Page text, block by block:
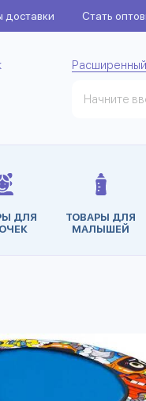
доставки Стать
ДЛЯ
ТОВАРЫ ДЛЯ
МАЛЫШЕЙ